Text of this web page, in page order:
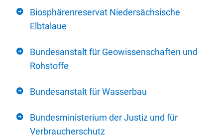
Biosphärenreservat Niedersächsische
Elbtalaue
Bundesanstalt für Geowissenschaften und
Rohstoffe
Bundesanstalt für Wasserbau
Bundesministerium der Justiz und für
Verbraucherschutz